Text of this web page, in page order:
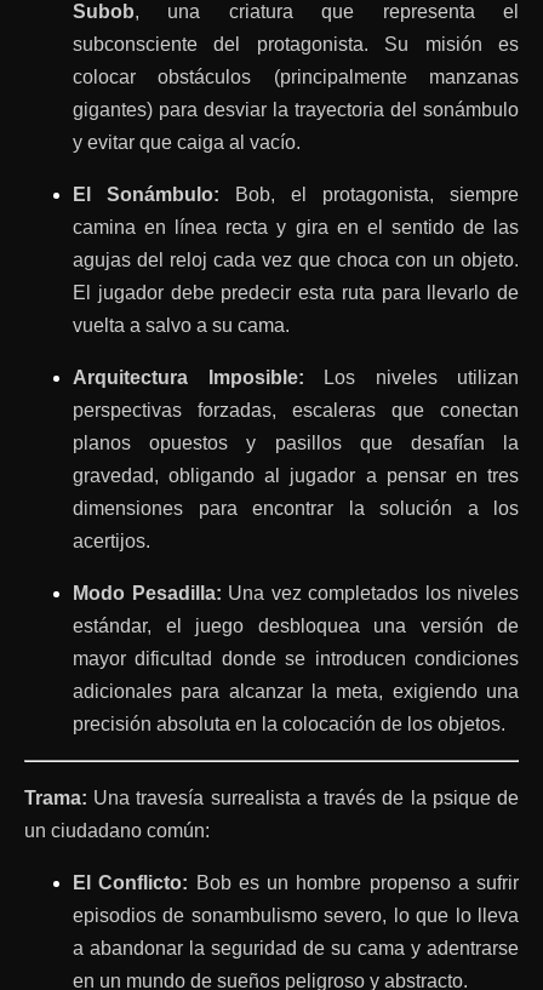
Subob, una criatura que representa el
subconsciente del protagonista. Su misión es
colocar obstáculos (principalmente manzanas
gigantes) para desviar la trayectoria del sonámbulo
y evitar que caiga al vacío.
El Sonámbulo: Bob, el protagonista, siempre
camina en línea recta y gira en el sentido de las
agujas del reloj cada vez que choca con un objeto.
El jugador debe predecir esta ruta para llevarlo de
vuelta a salvo a su cama.
Arquitectura Imposible: Los niveles utilizan
perspectivas forzadas, escaleras que conectan
planos opuestos y pasillos que desafían la
gravedad, obligando al jugador a pensar en tres
dimensiones para encontrar la solución a los
acertijos.
Modo Pesadilla: Una vez completados los niveles
estándar, el juego desbloquea una versión de
mayor dificultad donde se introducen condiciones
adicionales para alcanzar la meta, exigiendo una
precisión absoluta en la colocación de los objetos.
Trama: Una travesía surrealista a través de la psique de
un ciudadano común:
El Conflicto: Bob es un hombre propenso a sufrir
episodios de sonambulismo severo, lo que lo lleva
a abandonar la seguridad de su cama y adentrarse
en un mundo de sueños peligroso y abstracto.